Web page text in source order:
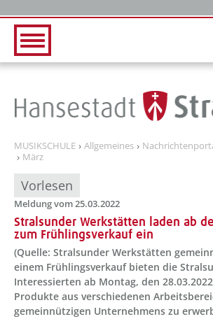
MUSIKSCHULE Allgemeines
März
Vorlesen
Meldung vom 25.03.2022
Stralsunder Werkstätten laden ab
zum Frühlingsverkauf ein
(Quelle: Stralsunder Werkstätten
einem Frühlingsverkauf bieten die
Interessierten ab Montag, den
Produkte aus verschiedenen
gemeinnützigen Unternehmens zu